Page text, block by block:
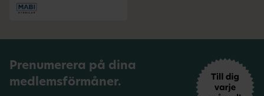
Prenumerera på dina
medlemsförmåner.